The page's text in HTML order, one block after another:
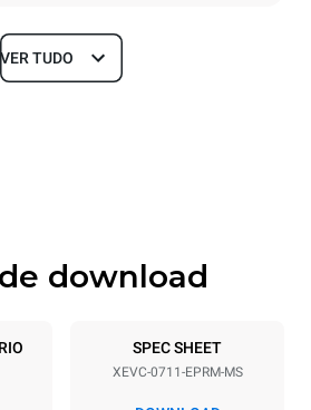
Dimensões
da bandeja
GN 1/1
VER TUDO
download
SPEC SHEET
XEVC-0711-EPRM-MS